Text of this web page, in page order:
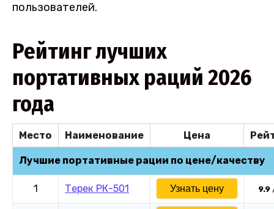
пользователей.
Рейтинг лучших
портативных раций 2026
года
Место Наименование Цена
Лучшие портативные рации по цене/качеству
1 Терек РК-501 Узнать цену 9.9